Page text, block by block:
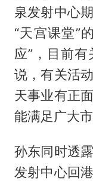
泉发射中心
“天宫课堂”
应”，目前
说，有关活
天事业有正
能满足广大市
孙东同时透
发射中心回